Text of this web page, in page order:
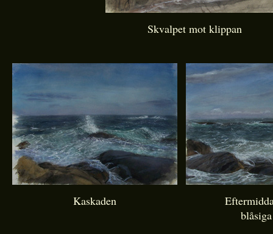
Skvalpet mot klippan
Kaskaden